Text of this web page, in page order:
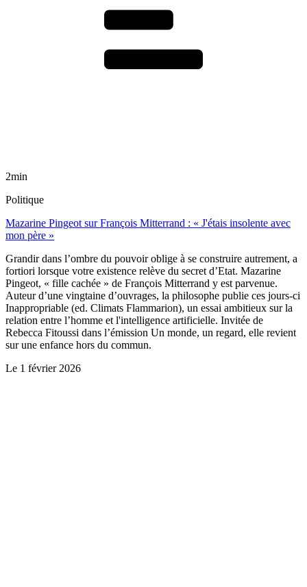
2min
Politique
Mazarine Pingeot sur François Mitterrand : « J'étais insolente avec
mon père »
Grandir dans l’ombre du pouvoir oblige à se construire autrement, a
fortiori lorsque votre existence relève du secret d’Etat. Mazarine
Pingeot, « fille cachée » de François Mitterrand y est parvenue.
Auteur d’une vingtaine d’ouvrages, la philosophe publie ces jours-ci
Inappropriable (ed. Climats Flammarion), un essai ambitieux sur la
relation entre l’homme et l'intelligence artificielle. Invitée de
Rebecca Fitoussi dans l’émission Un monde, un regard, elle revient
sur une enfance hors du commun.
Le 1 février 2026